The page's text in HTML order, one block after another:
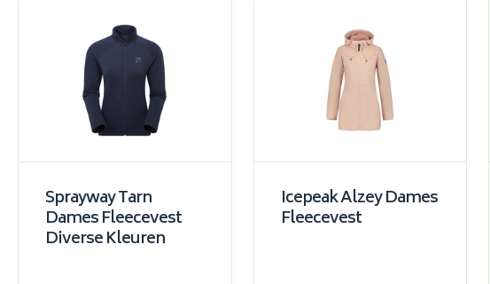
Sprayway Tarn
Dames Fleecevest
Diverse Kleuren
Icepeak Alzey Dames
Fleecevest